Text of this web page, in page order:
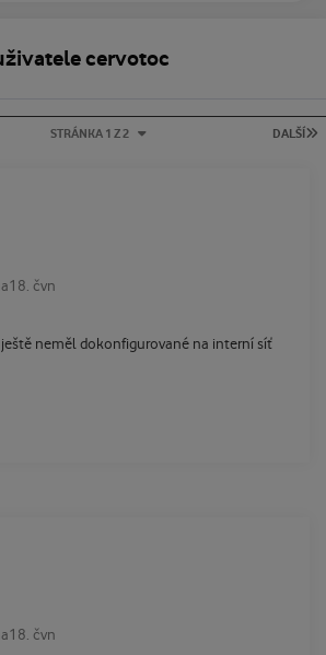
cervotoc
DALŠÍ
STRÁNKA 1 Z 2
18. čvn
neměl dokonfigurované na interní síť
18. čvn